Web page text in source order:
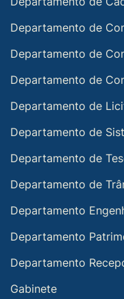
Departamento de
Departamento de
Departamento de
Departamento de
Departamento de
Departamento de
Departamento de
Departamento
Departamento
Departamento
Gabinete